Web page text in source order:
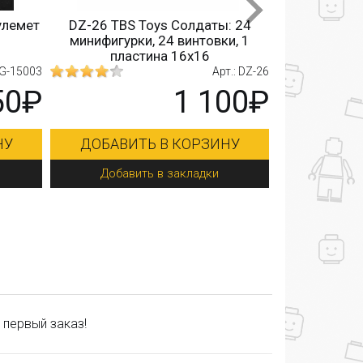
DZ-26 TBS Toys Солдаты: 24
минифигурки, 24 винтовки, 1
пластина 16х16
Арт.: DZ-26
1 100₽
ДОБАВИТЬ В КОРЗИНУ
Добавить в закладки
90009 Qi Zhi
ДОБАВИТЬ
Добавить в
заказ!